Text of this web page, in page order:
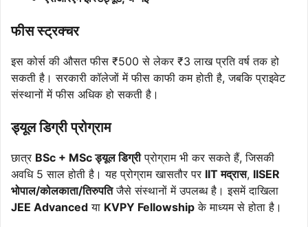
फीस स्ट्रक्चर
इस कोर्स की औसत फीस ₹500 से लेकर ₹3 लाख प्रति वर्ष तक हो
सकती है। सरकारी कॉलेजों में फीस काफी कम होती है, जबकि प्राइवेट
संस्थानों में फीस अधिक हो सकती है।
ड्यूल डिग्री प्रोग्राम
छात्र BSc + MSc ड्यूल डिग्रीप्रोग्राम भी कर सकते हैं, जिसकी
अवधि 5 साल होती है। यह प्रोग्राम खासतौर पर IIT मद्रास, IISER
भोपाल/कोलकाता/तिरुपतिजैसे संस्थानों में उपलब्ध है। इसमें दाखिला
JEE Advanced या KVPY Fellowship के माध्यम से होता है।